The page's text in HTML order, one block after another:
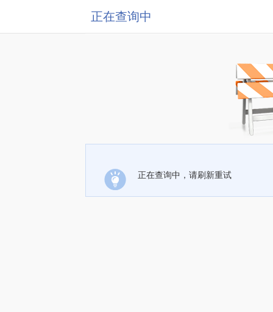
正在查询中
正在查询中，请刷新重试